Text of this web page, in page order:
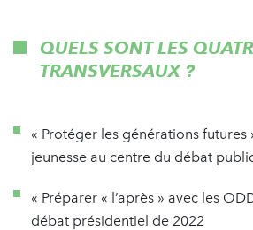
QUELS SONT LES
TRANSVERSAUX ?
« Protéger les générations futures
jeunesse au centre du débat
« Préparer « l’après » avec les
débat présidentiel de 2022